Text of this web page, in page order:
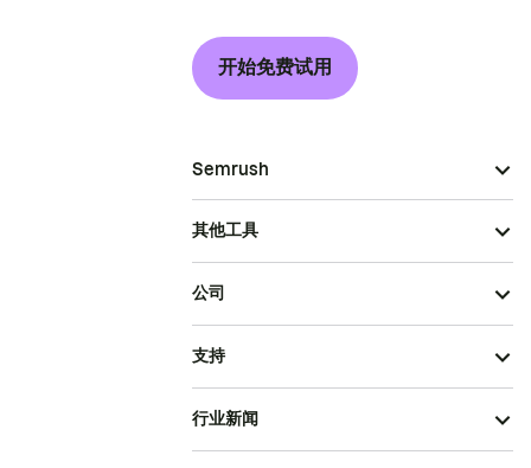
开始免费试用
Semrush
其他工具
公司
支持
行业新闻